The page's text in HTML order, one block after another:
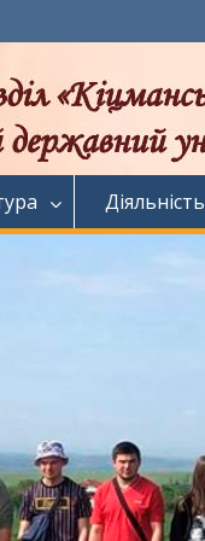
Діяльність